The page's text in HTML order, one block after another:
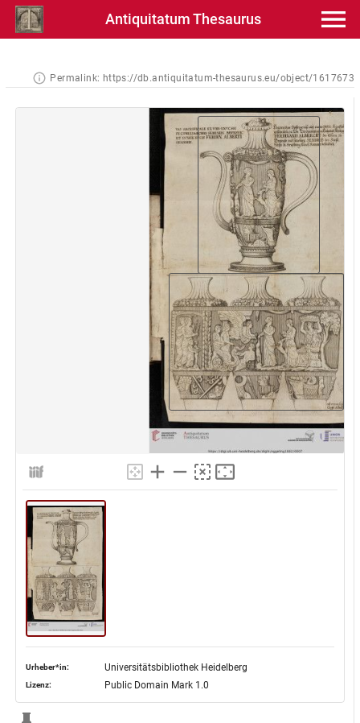
Antiquitatum Thesaurus
Permalink: https://db.antiquitatum-thesaurus.eu/object/1617673
Urheber*in: Universitätsbibliothek Heidelberg
Lizenz: Public Domain Mark 1.0